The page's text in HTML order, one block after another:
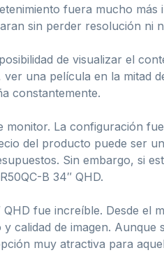
fuera mucho
sin perder resolución ni
de visualizar el
una película en la mitad
constantemente.
La configuración
del producto puede ser
Sin embargo, si
B 34″ QHD.
fue increíble. Desde el
calidad de imagen.
muy atractiva para